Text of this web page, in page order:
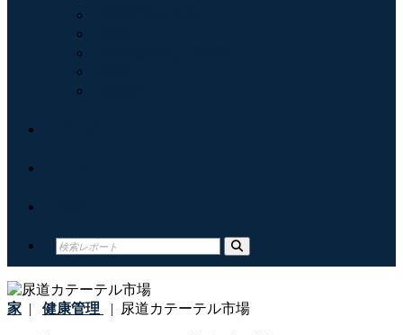
家 | 健康管理 | 尿道カテーテル市場